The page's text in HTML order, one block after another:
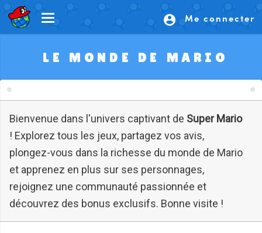
account_circle Me connecter
LE MONDE DE MARIO
Bienvenue dans l'univers captivant de Super Mario
! Explorez tous les jeux, partagez vos avis,
plongez-vous dans la richesse du monde de Mario
et apprenez en plus sur ses personnages,
rejoignez une communauté passionnée et
découvrez des bonus exclusifs. Bonne visite !